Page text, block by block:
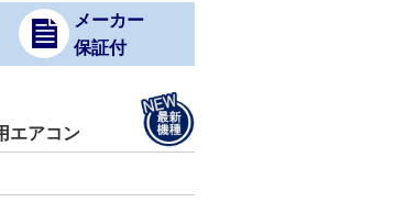
メーカー
保証付
エアコン